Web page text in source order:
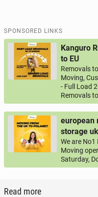
SPONSORED LINKS
Kanguro
to EU
Removals
Moving,
- Full Load
Removals
european
storage
We are No1
Moving
Saturday,
Read more